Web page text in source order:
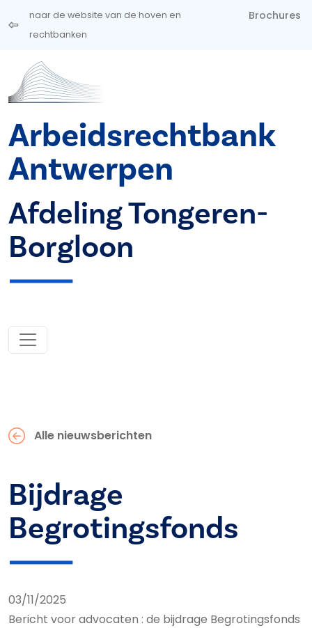
Overslaan en naar de inhoud gaan
naar de website van de hoven en
rechtbanken
Brochures
Arbeidsrechtbank
Antwerpen
Afdeling Tongeren-
Borgloon
Alle nieuwsberichten
Bijdrage
Begrotingsfonds
03/11/2025
Bericht voor advocaten : de bijdrage Begrotingsfonds